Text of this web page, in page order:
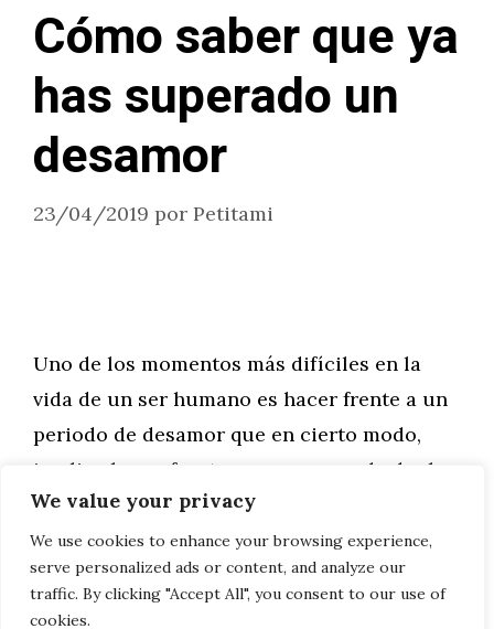
We value your privacy
We use cookies to enhance your browsing experience,
serve personalized ads or content, and analyze our
traffic. By clicking "Accept All", you consent to our use of
cookies.
Cómo saber que ya
has superado un
desamor
23/04/2019 por Petitami
Uno de los momentos más difíciles en la
vida de un ser humano es hacer frente a un
periodo de desamor que en cierto modo,
implica hacer frente a un proceso de duelo
ya que el desamor en sí mismo representa
una muerte metafórica de una ilusión o de
un proyecto de pareja.